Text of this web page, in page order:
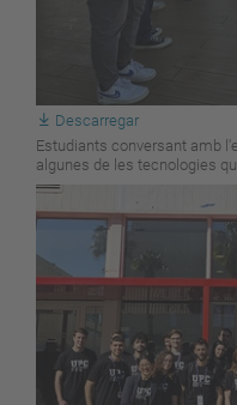
Descarregar
Estudiants conversant amb
algunes de les tecnologies